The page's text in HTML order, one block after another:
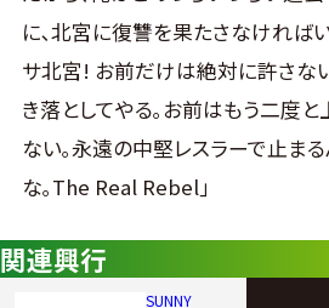
＜第7試合 メインイベント・6人
OZAWA ダガ 遠藤哲哉（TEAM
VS
マサ北宮 佐々木憂流迦 藤田